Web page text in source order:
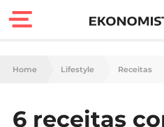
Finanças
Home Lifestyle Receitas
6 receitas